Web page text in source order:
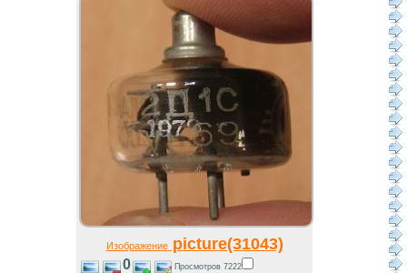
Изображениеpicture(31043)
0 Просмотров 7222